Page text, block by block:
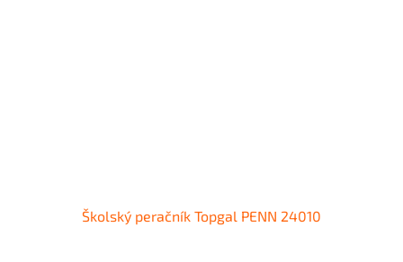
Školský peračník Topgal PENN 24010